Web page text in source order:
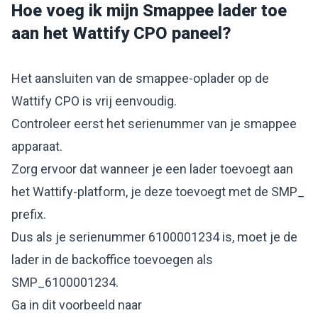
Hoe voeg ik mijn Smappee lader toe
aan het Wattify CPO paneel?
Het aansluiten van de smappee-oplader op de
Wattify CPO is vrij eenvoudig.
Controleer eerst het serienummer van je smappee
apparaat.
Zorg ervoor dat wanneer je een lader toevoegt aan
het Wattify-platform, je deze toevoegt met de SMP_
prefix.
Dus als je serienummer 6100001234 is, moet je de
lader in de backoffice toevoegen als
SMP_6100001234.
Ga in dit voorbeeld naar